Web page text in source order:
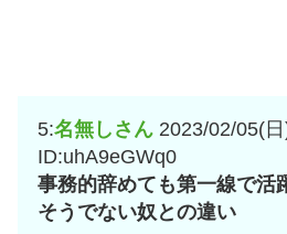
5:名無しさん 2023/02/05(
ID:uhA9eGWq0
事務的辞めても第一線で活
そうでない奴との違い